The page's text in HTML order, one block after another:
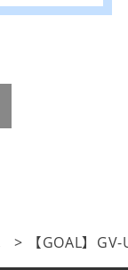
【GOAL】